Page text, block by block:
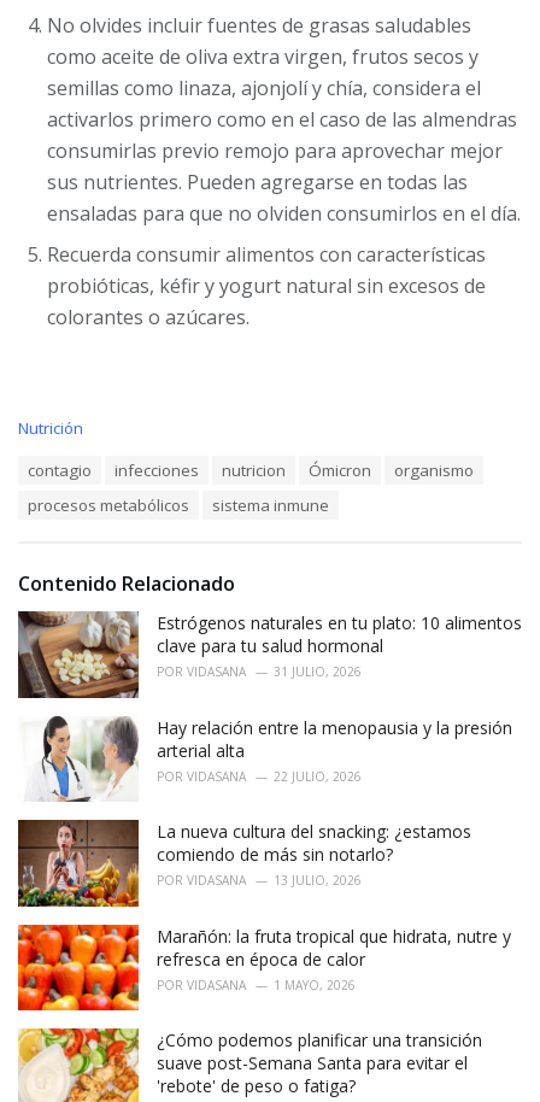
No olvides incluir fuentes de grasas saludables
como aceite de oliva extra virgen, frutos secos y
semillas como linaza, ajonjolí y chía, considera el
activarlos primero como en el caso de las almendras
consumirlas previo remojo para aprovechar mejor
sus nutrientes. Pueden agregarse en todas las
ensaladas para que no olviden consumirlos en el día.
Recuerda consumir alimentos con características
probióticas, kéfir y yogurt natural sin excesos de
colorantes o azúcares.
C
i
s
Nutrición
contagio infecciones nutricion Ómicron
organismo
procesos metabólicos
sistema inmune
Contenido Relacionado
Estrógenos naturales en tu plato: 10 alimentos
clave para tu salud hormonal
POR VIDASANA 31 JULIO, 2026
Hay relación entre la menopausia y la presión
arterial alta
POR VIDASANA 22 JULIO, 2026
La nueva cultura del snacking: ¿estamos
comiendo de más sin notarlo?
POR VIDASANA 13 JULIO, 2026
Marañón: la fruta tropical que hidrata, nutre y
refresca en época de calor
POR VIDASANA 1 MAYO, 2026
¿Cómo podemos planificar una transición
suave post-Semana Santa para evitar el
'rebote' de peso o fatiga?